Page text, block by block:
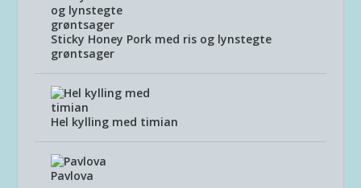
Sticky Honey Pork med ris og lynstegte
grøntsager
Hel kylling med timian
Pavlova